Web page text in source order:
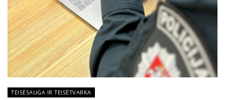
TEISĖSAUGA IR TEISĖTVARKA